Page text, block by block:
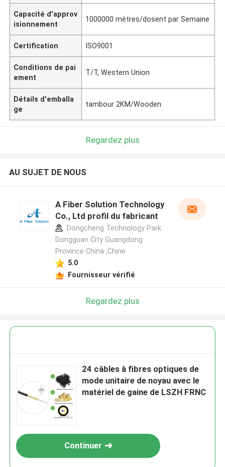
Capacité d'approv
isionnement
1000000 mètres/dosent par Semaine
Certification ISO9001
Conditions de pai
ement
T/T, Western Union
Détails d'emballa
ge
tambour 2KM/Wooden
Regardez plus
AU SUJET DE NOUS
A Fiber Solution Technology
Co., Ltd profil du fabricant
Dongcheng Technology Park
Dongguan City Guangdong
Province China ,Chine
5.0
Fournisseur vérifié
Regardez plus
24 câbles à fibres optiques de
mode unitaire de noyau avec le
matériel de gaine de LSZH FRNC
Continuer